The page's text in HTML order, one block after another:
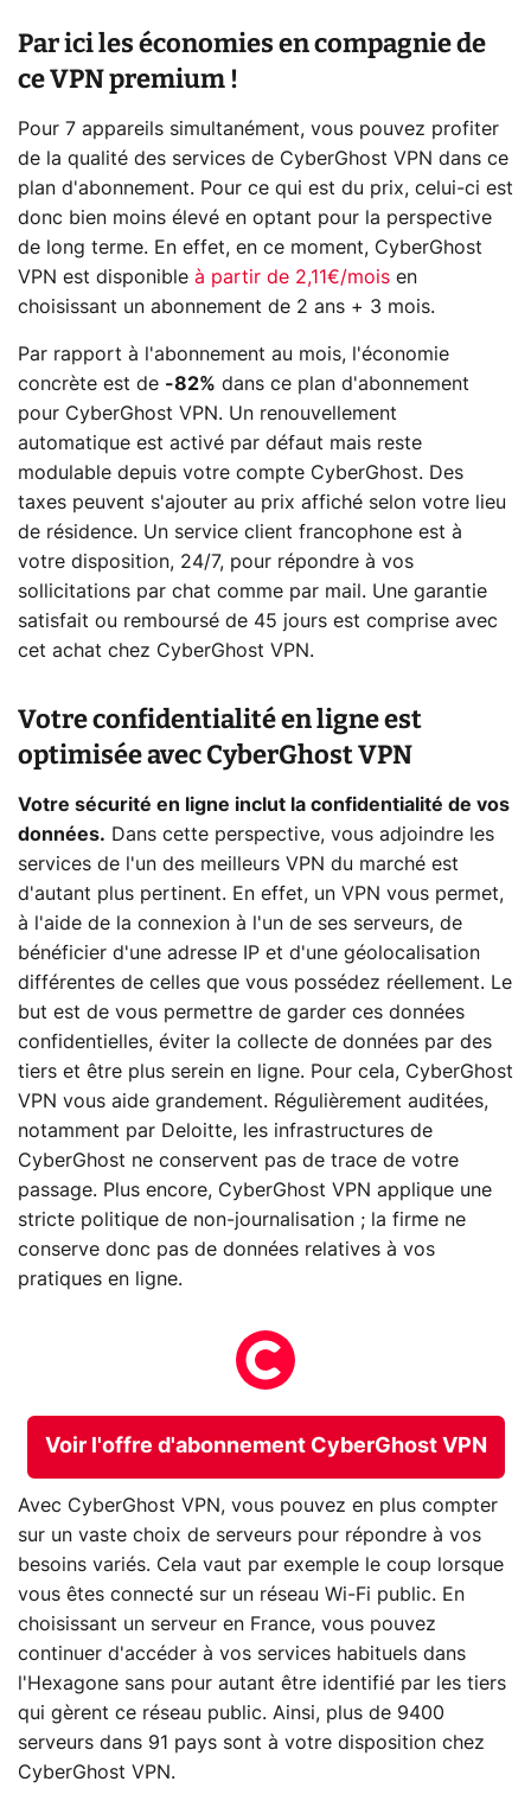
Par ici les économies en compagnie de
ce VPN premium !
Pour 7 appareils simultanément, vous pouvez profiter
de la qualité des services de CyberGhost VPN dans ce
plan d'abonnement. Pour ce qui est du prix, celui-ci est
donc bien moins élevé en optant pour la perspective
de long terme. En effet, en ce moment, CyberGhost
VPN est disponible à partir de 2,11€/mois en
choisissant un abonnement de 2 ans + 3 mois.
Par rapport à l'abonnement au mois, l'économie
concrète est de -82% dans ce plan d'abonnement
pour CyberGhost VPN. Un renouvellement
automatique est activé par défaut mais reste
modulable depuis votre compte CyberGhost. Des
taxes peuvent s'ajouter au prix affiché selon votre lieu
de résidence. Un service client francophone est à
votre disposition, 24/7, pour répondre à vos
sollicitations par chat comme par mail. Une garantie
satisfait ou remboursé de 45 jours est comprise avec
cet achat chez CyberGhost VPN.
Votre confidentialité en ligne est
optimisée avec CyberGhost VPN
Votre sécurité en ligne inclut la confidentialité de vos
données. Dans cette perspective, vous adjoindre les
services de l'un des meilleurs VPN du marché est
d'autant plus pertinent. En effet, un VPN vous permet,
à l'aide de la connexion à l'un de ses serveurs, de
bénéficier d'une adresse IP et d'une géolocalisation
différentes de celles que vous possédez réellement. Le
but est de vous permettre de garder ces données
confidentielles, éviter la collecte de données par des
tiers et être plus serein en ligne. Pour cela, CyberGhost
VPN vous aide grandement. Régulièrement auditées,
notamment par Deloitte, les infrastructures de
CyberGhost ne conservent pas de trace de votre
passage. Plus encore, CyberGhost VPN applique une
stricte politique de non-journalisation ; la firme ne
conserve donc pas de données relatives à vos
pratiques en ligne.
Voir l'offre d'abonnement CyberGhost VPN
Avec CyberGhost VPN, vous pouvez en plus compter
sur un vaste choix de serveurs pour répondre à vos
besoins variés. Cela vaut par exemple le coup lorsque
vous êtes connecté sur un réseau Wi-Fi public. En
choisissant un serveur en France, vous pouvez
continuer d'accéder à vos services habituels dans
l'Hexagone sans pour autant être identifié par les tiers
qui gèrent ce réseau public. Ainsi, plus de 9400
serveurs dans 91 pays sont à votre disposition chez
CyberGhost VPN.